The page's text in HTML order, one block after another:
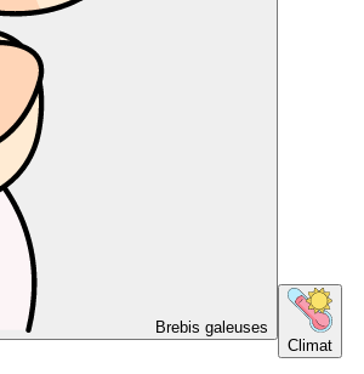
Brebis galeuses
Climat